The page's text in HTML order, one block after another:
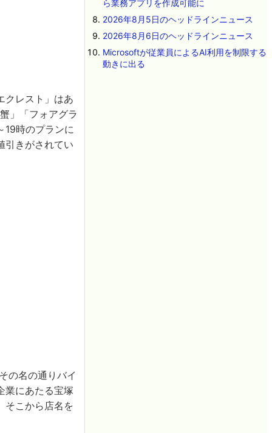
クレスト」はあ
」「フォアグラ
19時のプランに
引きがされてい
の名の通りバイ
業にあたる宝塚
そこから店名を
ら業務アプリを作成可能に
2026年8月5日のヘッドラインニュース
2026年8月6日のヘッドラインニュース
Microsoftが従業員によるAI利用を制限する
動きに出る